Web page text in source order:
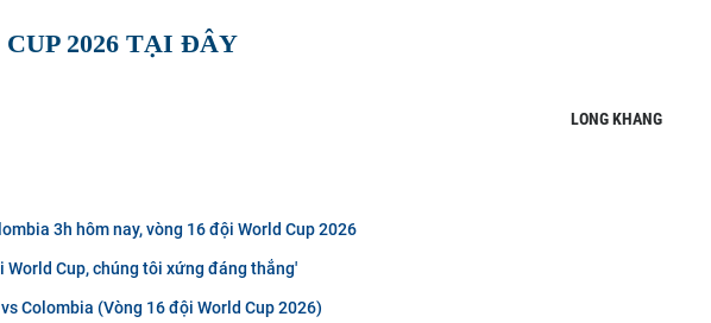
2026 TẠI ĐÂY
LONG KHANG
3h hôm nay, vòng 16 đội World Cup 2026
World Cup, chúng tôi xứng đáng thắng'
Colombia (Vòng 16 đội World Cup 2026)